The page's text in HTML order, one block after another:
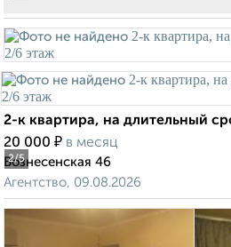
2/5
2-к квартира, на длительный
20 000 ₽ в месяц
Вознесенская 46
Агентство, 09.08.2026